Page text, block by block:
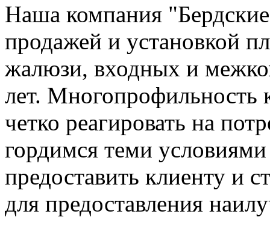
Наша компания
продажей и установкой
жалюзи, входных и
лет. Многопрофильность
четко реагировать на
гордимся теми
предоставить клиенту и
для предоставления